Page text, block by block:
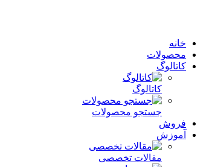
خانه
محصولات
کاتالوگ
کاتالوگ
جستجو محصولات
فروش
آموزش
مقالات تخصصی